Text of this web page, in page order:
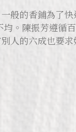
般的香鋪為了
。陳振芳遵循
人的六成也要求